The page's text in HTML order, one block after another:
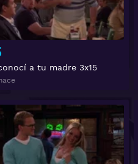
a tu madre 3x15